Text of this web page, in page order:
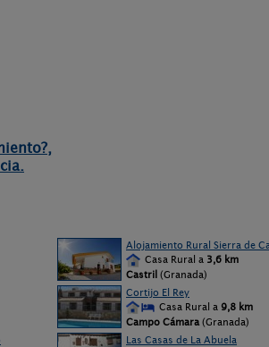
Alojamiento Rural Sierra de
Casa Rural a 3,6 km
Castril (Granada)
Cortijo El Rey
Casa Rural a 9,8 km
Campo Cámara (Granada)
Las Casas de La Abuela